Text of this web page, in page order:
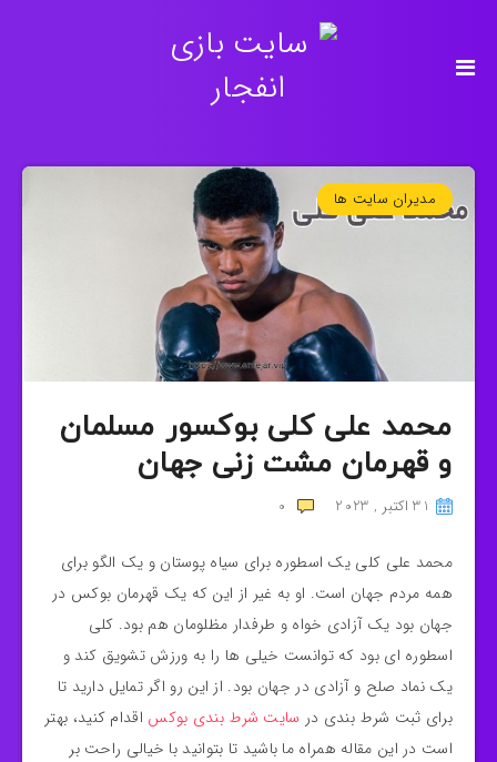
مدیران سایت ها
محمد علی کلی بوکسور مسلمان
و قهرمان مشت زنی جهان
31 اکتبر , 2023 0
محمد علی کلی یک اسطوره برای سیاه پوستان و یک الگو برای
همه مردم جهان است. او به غیر از این که یک قهرمان بوکس در
جهان بود یک آزادی خواه و طرفدار مظلومان هم بود. کلی
اسطوره ای بود که توانست خیلی ها را به ورزش تشویق کند و
یک نماد صلح و آزادی در جهان بود. از این رو اگر تمایل دارید تا
برای ثبت شرط بندی در سایت شرط بندی بوکس اقدام کنید، بهتر
است در این مقاله همراه ما باشید تا بتوانید با خیالی راحت بر